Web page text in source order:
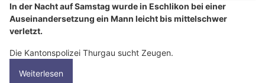
In der Nacht auf Samstag wurde in Eschlikon bei einer
Auseinandersetzung ein Mann leicht bis mittelschwer
verletzt.
Die Kantonspolizei Thurgau sucht Zeugen.
Weiterlesen